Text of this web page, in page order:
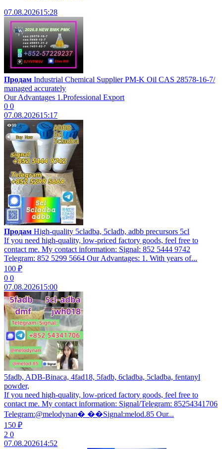
07.08.202615:28
Продам Industrial Chemical Supplier PM-K Oil CAS 28578-16-7/
managed accurately
Our Advantages 1.Professional Export
0 0
07.08.202615:17
Продам High-quality 5cladba, 5cladb, adbb precursors 5cl
If you need high-quality, low-priced factory goods, feel free to
contact me. My contact information: Signal: 852 5444 9742
Telegram: 852 5299 5664 Our Advantages: 1. With years of...
100 ₽
0 0
07.08.202615:00
5fadb, ADB-Binaca, 4fad18, 5fadb, 6cladba, 5cladba, fentanyl
powder,
If you need high-quality, low-priced factory goods, feel free to
contact me. My contact information: Signal/Telegram: 85254341706
Telegram:@melodynan� ��Signal:melod.85 Our...
150 ₽
2 0
07.08.202614:52